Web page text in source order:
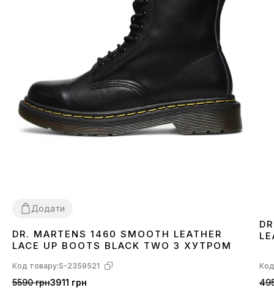
Додати
36 373839 404142 43 444546
DR. MARTENS 1460 SMOOTH LEATHER
LACE UP BOOTS BLACK TWO З ХУТРОМ
Код товару:S-2359521
5590 грн3911 грн